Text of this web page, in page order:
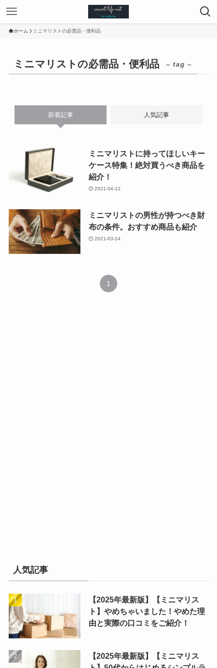
ホーム ミニマリストの必需品・便利品
ミニマリストの必需品・便利品 – tag –
新着記事 人気記事
ミニマリストに持ってほしいキー
ケース特集！絶対買うべき商品を
紹介！
2021-04-12
ミニマリストの男性が持つべき財
布の条件。おすすめ商品も紹介
2021-03-24
1
人気記事
【2025年最新版】【ミニマリス
ト】やめちゃいました！やめた理
由と実際の口コミをご紹介！
【2025年最新版】【ミニマリス